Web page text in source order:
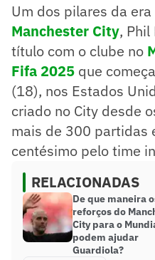
Um dos pilares da
Manchester City,
título com o clube no
Fifa 2025 que
(18), nos Estados
criado no City desde
mais de 300 partidas
centésimo pelo time
RELACIONADAS
De que maneira
reforços do
City para o
podem ajudar
Guardiola?